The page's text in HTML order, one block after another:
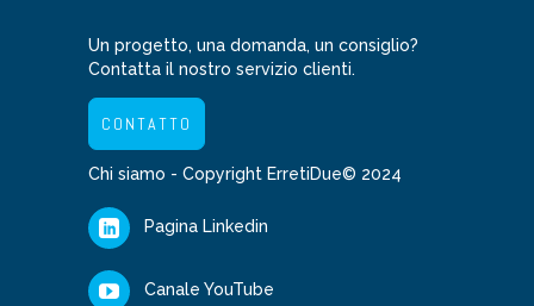
Un progetto, una domanda, un consiglio?
Contatta il nostro servizio clienti.
CONTATTO
Chi siamo - Copyright ErretiDue© 2024
Pagina Linkedin
Canale YouTube